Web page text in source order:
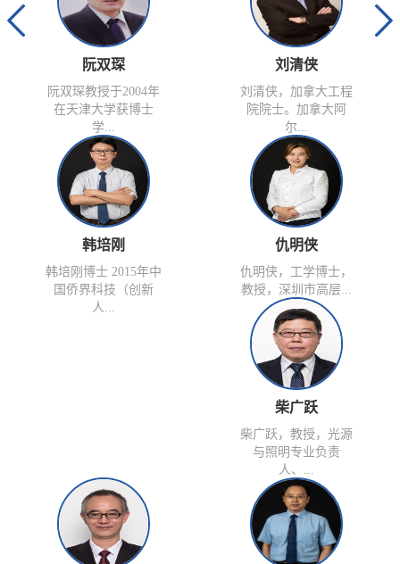
阮双琛
阮双琛教授于2004年
在天津大学获博士
学...
刘清侠
刘清侠，加拿大工程
院院士。加拿大阿
尔...
韩培刚
韩培刚博士 2015年中
国侨界科技（创新
人...
仇明侠
​仇明侠，工学博士，
教授，深圳市高层...
柴广跃
柴广跃，教授，光源
与照明专业负责
人、...